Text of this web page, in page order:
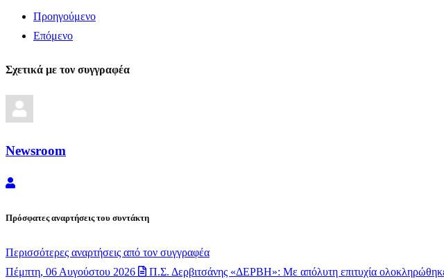
Προηγούμενο
Επόμενο
Σχετικά με τον συγγραφέα
Newsroom
Newsroom
Πρόσφατες αναρτήσεις του συντάκτη
Περισσότερες αναρτήσεις από τον συγγραφέα
Πέμπτη, 06 Αυγούστου 2026
Π.Σ. Δερβιτσάνης «ΔΕΡΒΗ»: Με απόλυτη επιτυχία